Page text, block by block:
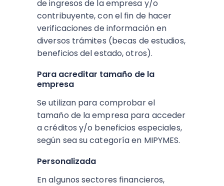
de ingresos de la empresa y/o
contribuyente, con el fin de hacer
verificaciones de información en
diversos trámites (becas de estudios,
beneficios del estado, otros).
Para acreditar tamaño de la
empresa
Se utilizan para comprobar el
tamaño de la empresa para acceder
a créditos y/o beneficios especiales,
según sea su categoría en MIPYMES.
Personalizada
En algunos sectores financieros,